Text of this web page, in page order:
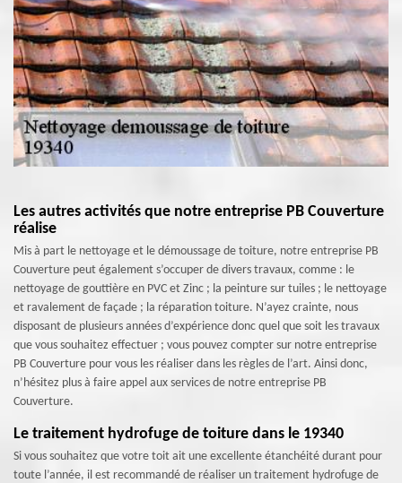
Les autres activités que notre entreprise PB Couverture
réalise
Mis à part le nettoyage et le démoussage de toiture, notre entreprise PB
Couverture peut également s’occuper de divers travaux, comme : le
nettoyage de gouttière en PVC et Zinc ; la peinture sur tuiles ; le nettoyage
et ravalement de façade ; la réparation toiture. N’ayez crainte, nous
disposant de plusieurs années d’expérience donc quel que soit les travaux
que vous souhaitez effectuer ; vous pouvez compter sur notre entreprise
PB Couverture pour vous les réaliser dans les règles de l’art. Ainsi donc,
n’hésitez plus à faire appel aux services de notre entreprise PB
Couverture.
Le traitement hydrofuge de toiture dans le 19340
Si vous souhaitez que votre toit ait une excellente étanchéité durant pour
toute l’année, il est recommandé de réaliser un traitement hydrofuge de